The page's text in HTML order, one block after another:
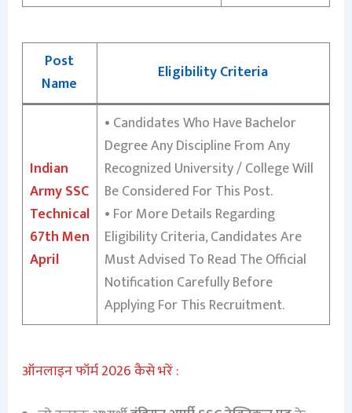
Post
Name
Eligibility Criteria
Indian
Army SSC
Technical
67th Men
April
• Candidates Who Have Bachelor
Degree Any Discipline From Any
Recognized University / College Will
Be Considered For This Post.
• For More Details Regarding
Eligibility Criteria, Candidates Are
Must Advised To Read The Official
Notification Carefully Before
Applying For This Recruitment.
ऑनलाइन फॉर्म 2026 कैसे भरें :